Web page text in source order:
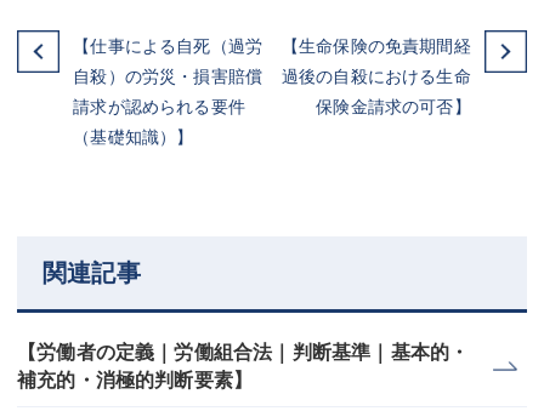
【仕事による自死（過労
自殺）の労災・損害賠償
請求が認められる要件
（基礎知識）】
【生命保険の免責期間経
過後の自殺における生命
保険金請求の可否】
関連記事
【労働者の定義｜労働組合法｜判断基準｜基本的・
補充的・消極的判断要素】